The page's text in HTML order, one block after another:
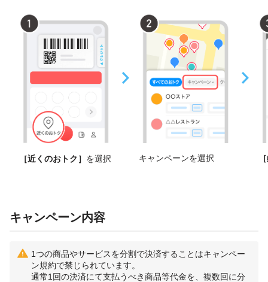
［近くのおトク］ を選択 キャンペーンを選択
キャンペーン内容
1つの商品やサービスを分割で決済することはキャンペー
ン規約で禁じられています。
通常1回の決済にて支払うべき商品等代金を、複数回に分